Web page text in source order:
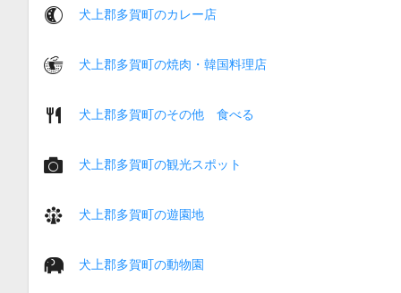
犬上郡多賀町のカレー店
犬上郡多賀町の焼肉・韓国料理店
犬上郡多賀町のその他 食べる
犬上郡多賀町の観光スポット
犬上郡多賀町の遊園地
犬上郡多賀町の動物園